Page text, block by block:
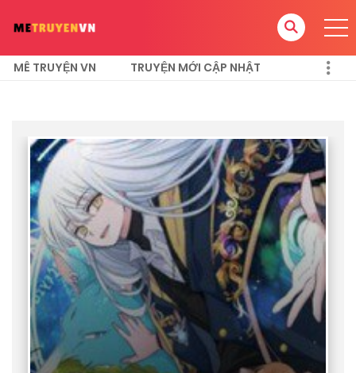
MÊ TRUYỆN VN TRUYỆN MỚI CẬP NHẬT